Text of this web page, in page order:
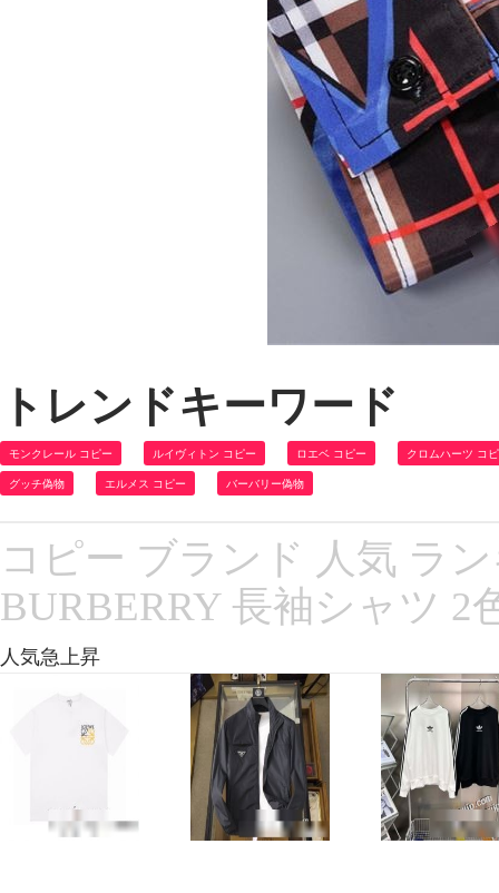
トレンドキーワード
モンクレール コピー ルイヴィトン コピー ロエベ コピー クロムハーツ コ
グッチ偽物 エルメス コピー バーバリー偽物
コピー ブランド 人気 ラ
BURBERRY 長袖シャツ 2
人気急上昇